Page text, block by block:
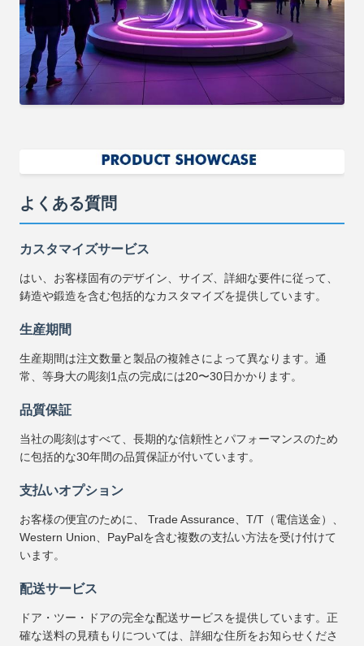
よくある質問
カスタマイズサービス
はい、お客様固有のデザイン、サイズ、詳細な要件に従って、
鋳造や鍛造を含む包括的なカスタマイズを提供しています。
生産期間
生産期間は注文数量と製品の複雑さによって異なります。通
常、等身大の彫刻1点の完成には20〜30日かかります。
品質保証
当社の彫刻はすべて、長期的な信頼性とパフォーマンスのため
に包括的な30年間の品質保証が付いています。
支払いオプション
お客様の便宜のために、 Trade Assurance、T/T（電信送金）、
Western Union、PayPalを含む複数の支払い方法を受け付けて
います。
配送サービス
ドア・ツー・ドアの完全な配送サービスを提供しています。正
確な送料の見積もりについては、詳細な住所をお知らせくださ